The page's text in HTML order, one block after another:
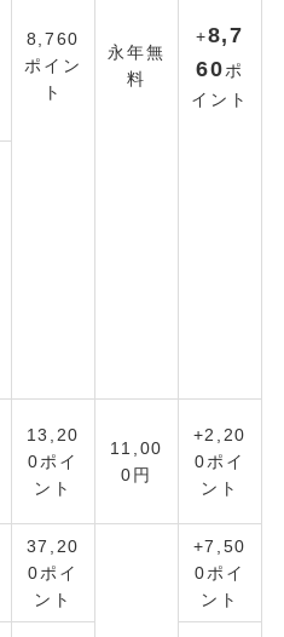
8,760
ポイン
ト
永年無
料
+8,7
60ポ
イント
13,20
0ポイ
ント
11,00
0円
+2,20
0ポイ
ント
37,20
0ポイ
ント
+7,50
0ポイ
ント